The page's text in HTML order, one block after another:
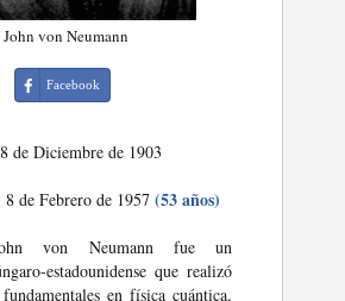
John von Neumann
Facebook
de Diciembre de 1903
8 de Febrero de 1957(53 años)
von Neumann fue un
estadounidense que realizó
en física cuántica,